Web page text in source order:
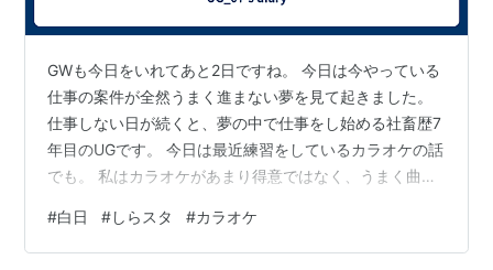
GWも今日をいれてあと2日ですね。 今日は今やっている
仕事の案件が全然うまく進まない夢を見て起きました。
仕事しない日が続くと、夢の中で仕事をし始める社畜歴7
年目のUGです。 今日は最近練習をしているカラオケの話
でも。 私はカラオケがあまり得意ではなく、うまく曲を
曲の盛り上がる音程の高いところで無理やり声を出そう
として喉を傷めたり、貧弱な裏声で残念な感じになりま
#白日 #しらスタ #カラオケ